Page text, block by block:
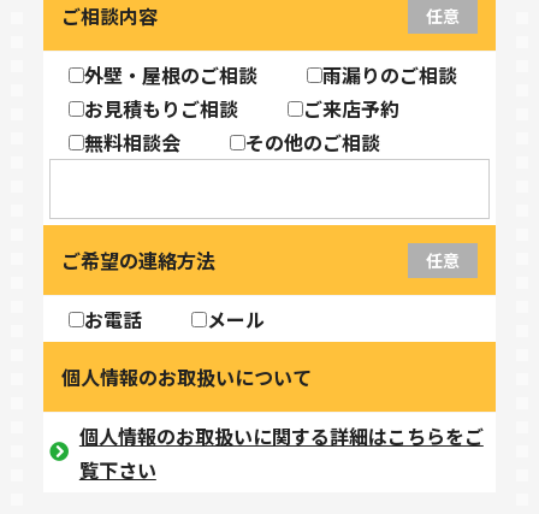
ご相談内容
任意
外壁・屋根のご相談
雨漏りのご相談
お見積もりご相談
ご来店予約
無料相談会
その他のご相談
ご希望の連絡方法 任意
お電話
メール
個人情報のお取扱いについて
個人情報のお取扱いに関する詳細はこちらをご
覧下さい